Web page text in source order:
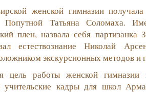
женской гимназии
Попутной Татьяна Соломаха.
плен, назвала себя партизанка
естествознание Николай
экскурсионных методов и
цель работы женской
учительские кадры для школ